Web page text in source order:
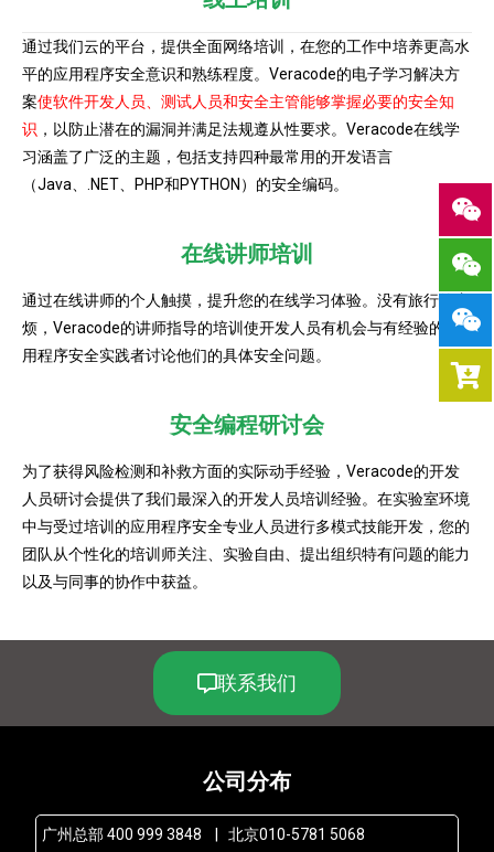
通过我们云的平台，提供全面网络培训，在您的工作中培养更高水
平的应用程序安全意识和熟练程度。Veracode的电子学习解决方
案使软件开发人员、测试人员和安全主管能够掌握必要的安全知
识 ，以防止潜在的漏洞并满足法规遵从性要求。Veracode在线学
习涵盖了广泛的主题，包括支持四种最常用的开发语言
（Java、.NET、PHP和PYTHON）的安全编码。
在线讲师培训
通过在线讲师的个人触摸，提升您的在线学习体验。没有旅行的麻
烦，Veracode的讲师指导的培训使开发人员有机会与有经验的应
用程序安全实践者讨论他们的具体安全问题。
安全编程研讨会​
为了获得风险检测和补救方面的实际动手经验，Veracode的开发
人员研讨会提供了我们最深入的开发人员培训经验。在实验室环境
中与受过培训的应用程序安全专业人员进行多模式技能开发，您的
团队从个性化的培训师关注、实验自由、提出组织特有问题的能力
以及与同事的协作中获益。
联系我们
公司分布
广州总部 400 999 3848 | 北京010-5781 5068